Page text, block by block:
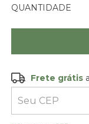
QUANTIDADE
Frete grátis
Entregas para o
Frete grátis